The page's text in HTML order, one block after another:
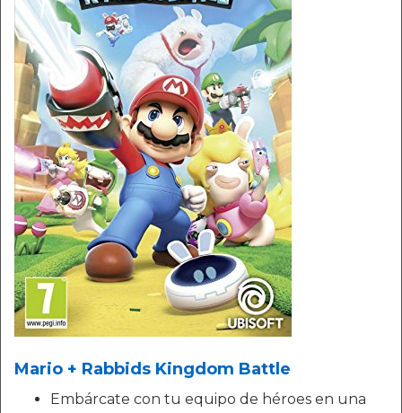
Mario + Rabbids Kingdom Battle
Embárcate con tu equipo de héroes en una